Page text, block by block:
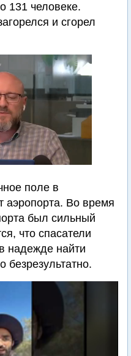
131 человеке.
и сгорел
поле в
аэропорта. Во время
был сильный
что спасатели
надежде найти